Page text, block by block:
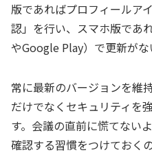
版であればプロフィールア
認」を行い、スマホ版であ
やGoogle Play）で更新がな
常に最新のバージョンを維
だけでなくセキュリティを
す。会議の直前に慌てない
確認する習慣をつけておく